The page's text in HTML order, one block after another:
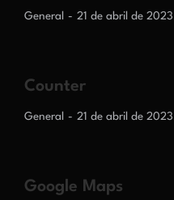
General 21 de abril de 2023
Counter
General 21 de abril de 2023
Google Maps